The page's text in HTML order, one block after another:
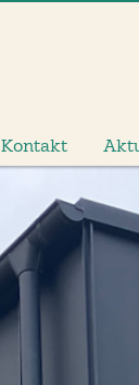
Kontakt